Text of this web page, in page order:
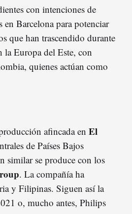
con intenciones de
Barcelona para potenciar
que han trascendido durante
la Europa del Este, con
quienes actúan como
afincada en El
de Países Bajos
similar se produce con los
. La compañía ha
y Filipinas. Siguen así la
o, mucho antes, Philips